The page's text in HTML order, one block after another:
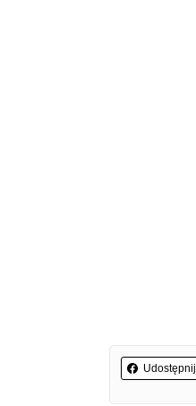
Udostępnij